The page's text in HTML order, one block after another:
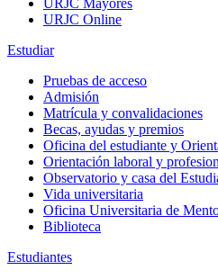
URJC Mayores
URJC Online
Estudiar
Pruebas de acceso
Admisión
Matrícula y convalidaciones
Becas, ayudas y premios
Oficina del estudiante y
Orientación laboral y
Observatorio y casa del
Vida universitaria
Oficina Universitaria de
Biblioteca
Estudiantes